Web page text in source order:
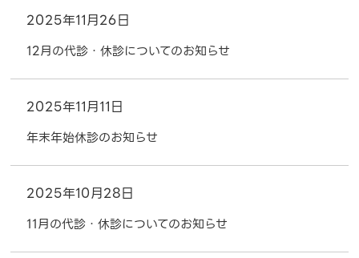
2025年11月26日
12月の代診・休診についてのお知らせ
2025年11月11日
年末年始休診のお知らせ
2025年10月28日
11月の代診・休診についてのお知らせ